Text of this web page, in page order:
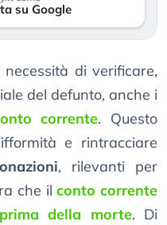
su Google
di verificare,
del defunto, anche i
corrente. Questo
e rintracciare
, rilevanti per
che ilconto corrente
della morte. Di